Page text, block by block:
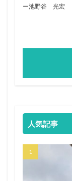
ー池野谷 光宏
人気記事